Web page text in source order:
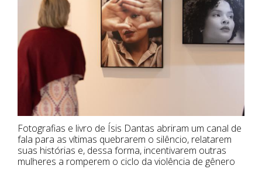
Fotografias e livro de Ísis Dantas abriram um canal de
fala para as vítimas quebrarem o silêncio, relatarem
suas histórias e, dessa forma, incentivarem outras
mulheres a romperem o ciclo da violência de gênero